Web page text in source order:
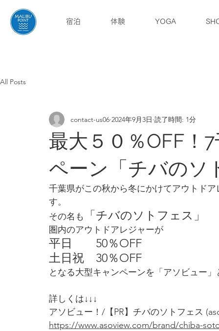
宿泊 体験 YOGA
All Posts
最大５０％OFF！
ペーン「チバのソ
contact-us06 2024年9月3日 読了時間: 1分
千葉県がこの秋から冬にかけてアウトド
す。
その名も
「チバのソトフェス」
圏内のアウトドアレジャーが
平日　　50％OFF
土日祝　30％OFF
となる大型キャンペーンを「アソビュー
詳しくは↓↓↓
アソビュー！/【PR】チバのソトフェス (
https://www.asoview.com/brand/chiba-